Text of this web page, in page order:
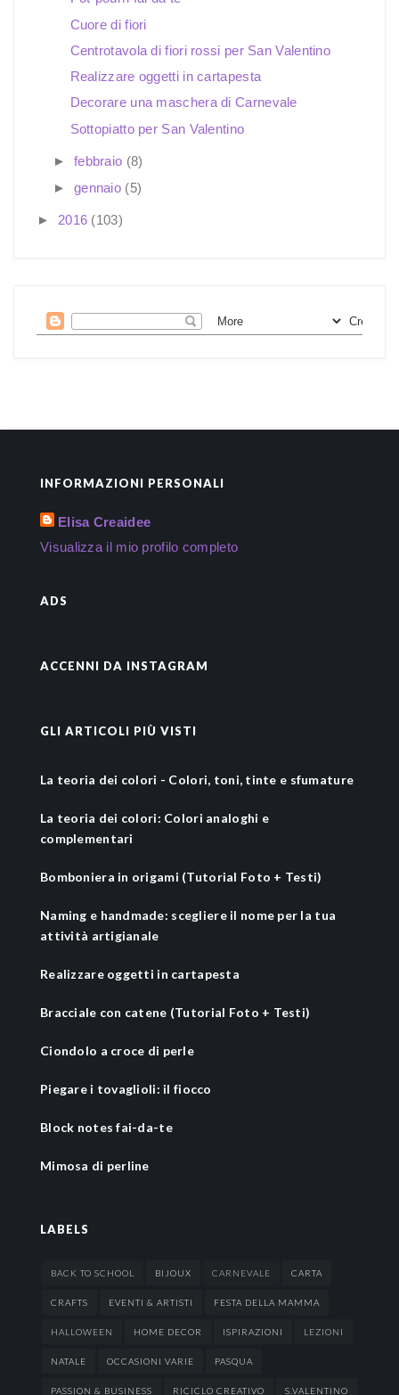
Cuore di fiori
Centrotavola di fiori rossi per San Valentino
Realizzare oggetti in cartapesta
Decorare una maschera di Carnevale
Sottopiatto per San Valentino
► febbraio (8)
► gennaio (5)
► 2016 (103)
INFORMAZIONI PERSONALI
Elisa Creaidee
Visualizza il mio profilo completo
ADS
ACCENNI DA INSTAGRAM
GLI ARTICOLI PIÙ VISTI
La teoria dei colori - Colori, toni, tinte e sfumature
La teoria dei colori: Colori analoghi e
complementari
Bomboniera in origami (Tutorial Foto + Testi)
Naming e handmade: scegliere il nome per la tua
attività artigianale
Realizzare oggetti in cartapesta
Bracciale con catene (Tutorial Foto + Testi)
Ciondolo a croce di perle
Piegare i tovaglioli: il fiocco
Block notes fai-da-te
Mimosa di perline
LABELS
BACK TO SCHOOL BIJOUX CARNEVALE CARTA
CRAFTS EVENTI & ARTISTI FESTA DELLA MAMMA
HALLOWEEN HOME DECOR ISPIRAZIONI LEZIONI
NATALE OCCASIONI VARIE PASQUA
PASSION & BUSINESS RICICLO CREATIVO S.VALENTINO